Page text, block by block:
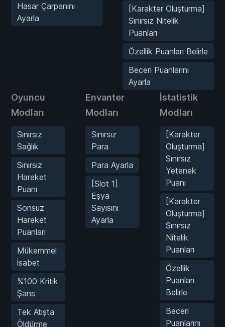
Hasar Çarpanını
Ayarla
[Karakter Oluşturma]
Sınırsız Nitelik
Puanları
Özellik Puanları Belirle
Beceri Puanlarını
Ayarla
Oyuncu
Modları
Sınırsız
Sağlık
Sınırsız
Hareket
Puanı
Sonsuz
Hareket
Puanları
Mükemmel
İsabet
%100 Kritik
Şans
Tek Atışta
Öldürme
Envanter
Modları
Sınırsız
Para
Para Ayarla
[Slot 1]
Eşya
Sayısını
Ayarla
İstatistik
Modları
[Karakter
Oluşturma]
Sınırsız
Yetenek
Puanı
[Karakter
Oluşturma]
Sınırsız
Nitelik
Puanları
Özellik
Puanları
Belirle
Beceri
Puanlarını